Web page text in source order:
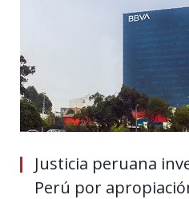
Justicia peruana
Perú por